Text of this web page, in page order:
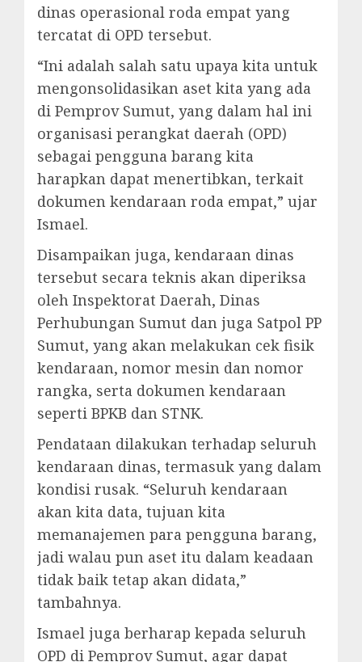
dinas operasional roda empat yang
tercatat di OPD tersebut.
“Ini adalah salah satu upaya kita untuk
mengonsolidasikan aset kita yang ada
di Pemprov Sumut, yang dalam hal ini
organisasi perangkat daerah (OPD)
sebagai pengguna barang kita
harapkan dapat menertibkan, terkait
dokumen kendaraan roda empat,” ujar
Ismael.
Disampaikan juga, kendaraan dinas
tersebut secara teknis akan diperiksa
oleh Inspektorat Daerah, Dinas
Perhubungan Sumut dan juga Satpol PP
Sumut, yang akan melakukan cek fisik
kendaraan, nomor mesin dan nomor
rangka, serta dokumen kendaraan
seperti BPKB dan STNK.
Pendataan dilakukan terhadap seluruh
kendaraan dinas, termasuk yang dalam
kondisi rusak. “Seluruh kendaraan
akan kita data, tujuan kita
memanajemen para pengguna barang,
jadi walau pun aset itu dalam keadaan
tidak baik tetap akan didata,”
tambahnya.
Ismael juga berharap kepada seluruh
OPD di Pemprov Sumut, agar dapat